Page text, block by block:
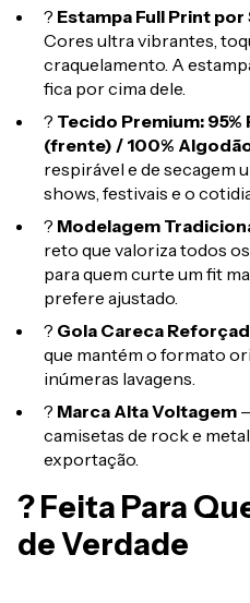
? Estampa Full Print
Cores ultra vibrantes,
craquelamento. A
fica por cima dele.
? Tecido Premium: 95%
(frente) / 100%
respirável e de secagem
shows, festivais e o
? Modelagem
reto que valoriza todos
para quem curte um fit
prefere ajustado.
? Gola Careca
que mantém o formato
inúmeras lavagens.
? Marca Alta Voltagem
camisetas de rock e
exportação.
? Feita Para
de Verdade